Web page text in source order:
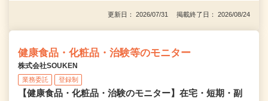
更新日： 2026/07/31 掲載終了日： 2026/08/24
健康食品・化粧品・治験等のモニター
株式会社SOUKEN
業務委託 登録制
【健康食品・化粧品・治験のモニター】在宅・短期・副